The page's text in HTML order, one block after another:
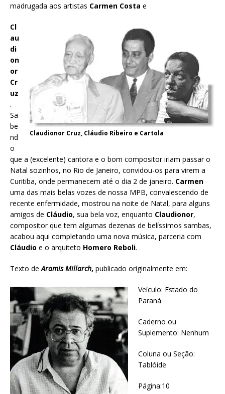
madrugada aos artistas Carmen Costa e
Claudionor Cruz, Cláudio Ribeiro e Cartola
Cl
au
di
on
or
Cr
uz
.
Sa
be
nd
o
que a (excelente) cantora e o bom compositor iriam passar o
Natal sozinhos, no Rio de Janeiro, convidou-os para virem a
Curitiba, onde permanecem até o dia 2 de janeiro. Carmen
uma das mais belas vozes de nossa MPB, convalescendo de
recente enfermidade, mostrou na noite de Natal, para alguns
amigos de Cláudio, sua bela voz, enquanto Claudionor,
compositor que tem algumas dezenas de belíssimos sambas,
acabou aqui completando uma nova música, parceria com
Cláudio e o arquiteto Homero Reboli.
Texto deAramis Millarch, publicado originalmente em:
Veículo: Estado do
Paraná
Caderno ou
Suplemento: Nenhum
Coluna ou Seção:
Tablóide
Página:10